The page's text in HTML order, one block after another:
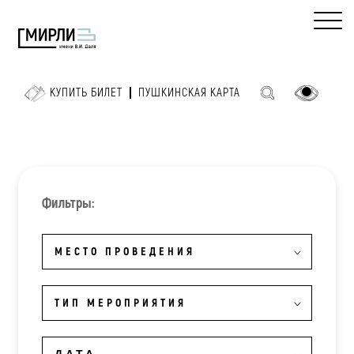
КУПИТЬ БИЛЕТ ПУШКИНСКАЯ КАРТА
Фильтры:
МЕСТО ПРОВЕДЕНИЯ
ТИП МЕРОПРИЯТИЯ